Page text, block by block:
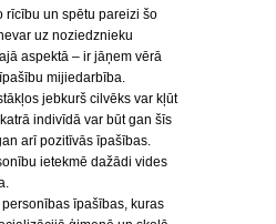
rīcību un spētu pareizi šo
uz noziedznieku
aspektā – ir jāņem vērā
mijiedarbība.
jebkurš cilvēks var kļūt
indivīdā var būt gan šīs
arī pozitīvās īpašības.
ietekmē dažādi vides
īpašības, kuras